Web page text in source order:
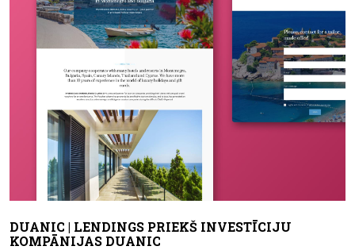
DUANIC | LENDINGS PRIEKŠ INVESTĪCIJU
KOMPĀNIJAS DUANIC